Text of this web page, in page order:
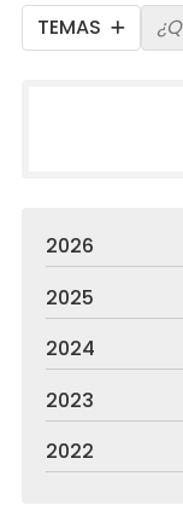
TEMAS
2026
2025
2024
2023
2022